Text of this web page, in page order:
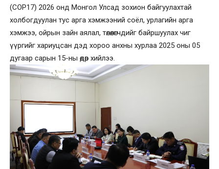
(COP17) 2026 онд Монгол Улсад зохион байгуулахтай
холбогдуулан тус арга хэмжээний соёл, урлагийн арга
хэмжээ, ойрын зайн аялал, төлөөлөгчдийг байршуулах чиг
үүргийг хариуцсан дэд хороо анхны хурлаа 2025 оны 05
дугаар сарын 15-ны өдөр хийлээ.